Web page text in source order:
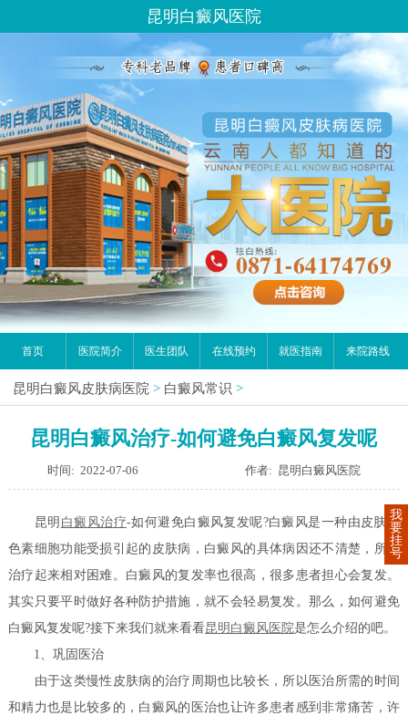
昆明白癜风医院
首页 医院简介 医生团队 在线预约 就医指南 来院路线
昆明白癜风皮肤病医院 > 白癜风常识 >
昆明白癜风治疗-如何避免白癜风复发呢
时间: 2022-07-06 作者: 昆明白癜风医院
昆明 白癜风治疗-如何避免白癜风复发呢?白癜风是一种由皮肤黑
色素细胞功能受损引起的皮肤病，白癜风的具体病因还不清楚，所以
治疗起来相对困难。白癜风的复发率也很高，很多患者担心会复发。
其实只要平时做好各种防护措施，就不会轻易复发。那么，如何避免
白癜风复发呢?接下来我们就来看看昆明白癜风医院是怎么介绍的吧。
1、巩固医治
由于这类慢性皮肤病的治疗周期也比较长，所以医治所需的时间
和精力也是比较多的，白癜风的医治也让许多患者感到非常痛苦，许
我
要
挂
号